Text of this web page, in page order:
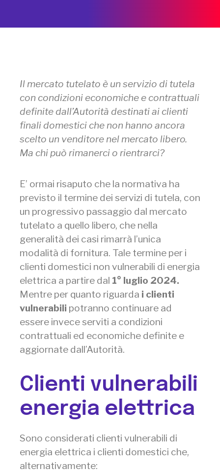
Il mercato tutelato è un servizio di tutela
con condizioni economiche e contrattuali
definite dall’Autorità destinati ai clienti
finali domestici che non hanno ancora
scelto un venditore nel mercato libero.
Ma chi può rimanerci o rientrarci?
E’ ormai risaputo che la normativa ha
previsto il termine dei servizi di tutela, con
un progressivo passaggio dal mercato
tutelato a quello libero, che nella
generalità dei casi rimarrà l’unica
modalità di fornitura. Tale termine per i
clienti domestici non vulnerabili di energia
elettrica a partire dal 1° luglio 2024.
Mentre per quanto riguarda i clienti
vulnerabili potranno continuare ad
essere invece serviti a condizioni
contrattuali ed economiche definite e
aggiornate dall’Autorità.
Clienti vulnerabili
energia elettrica
Sono considerati clienti vulnerabili di
energia elettrica i clienti domestici che,
alternativamente: